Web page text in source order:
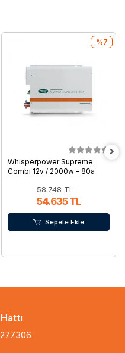
Whisperpower Supreme
Combi 12v / 2000w - 80a
58.748 TL
54.635 TL
%7
Sepete Ekle